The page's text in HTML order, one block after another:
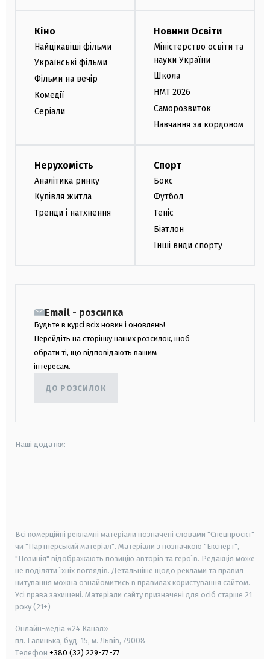
Кіно
Найцікавіші фільми
Українські фільми
Фільми на вечір
Комедії
Серіали
Новини Освіти
Міністерство освіти та
науки України
Школа
НМТ 2026
Саморозвиток
Навчання за кордоном
Нерухомість
Аналітика ринку
Купівля житла
Тренди і натхнення
Спорт
Бокс
Футбол
Теніс
Біатлон
Інші види спорту
Email - розсилка
Будьте в курсі всіх новин і оновлень!
Перейдіть на сторінку наших розсилок, щоб
обрати ті, що відповідають вашим
інтересам.
ДО РОЗСИЛОК
Наші додатки:
Всі комерційні рекламні матеріали позначені словами "Спецпроєкт"
чи "Партнерський матеріал". Матеріали з позначкою "Експерт",
"Позиція" відображають позицію авторів та героїв. Редакція може
не поділяти їхніх поглядів. Детальніше щодо реклами та правил
цитування можна ознайомитись в правилах користування сайтом.
Усі права захищені. Матеріали сайту призначені для осіб старше 21
року (21+)
Онлайн-медіа «24 Канал»
пл. Галицька, буд. 15, м. Львів, 79008
Телефон +380 (32) 229-77-77